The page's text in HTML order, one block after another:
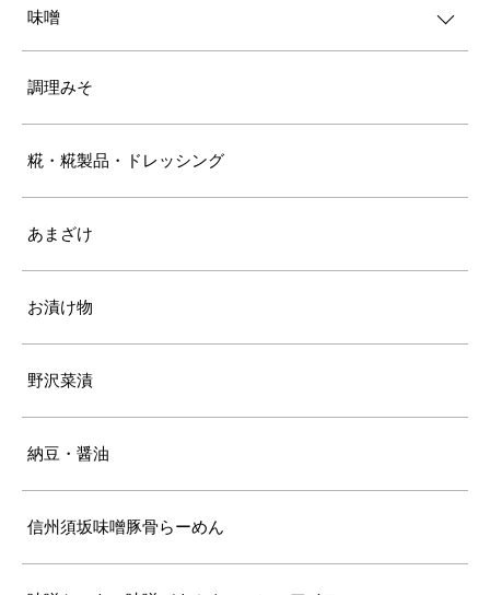
味噌
調理みそ
糀・糀製品・ドレッシング
あまざけ
お漬け物
野沢菜漬
納豆・醤油
信州須坂味噌豚骨らーめん